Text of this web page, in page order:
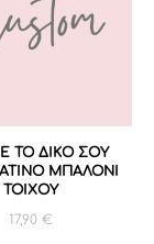
ΤΟ ΔΙΚΟ ΣΟΥ
ΜΠΑΛΟΝΙ
ΤΟΙΧΟΥ
17,90 €